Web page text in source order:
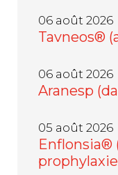
06 août 2026
Tavneos®
06 août 2026
Aranesp
05 août 2026
Enflonsia®